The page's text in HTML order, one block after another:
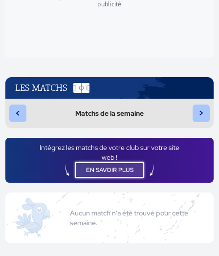
publicité
LES MATCHS
< Matchs de la semaine >
Intégrez les matchs de votre club sur votre site
web !
EN SAVOIR PLUS
Aucun match n'a été trouvé pour cette
semaine.